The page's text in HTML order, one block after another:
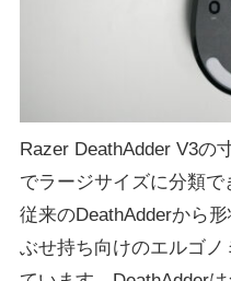
Razer DeathAdder V3の
でラージサイズに分類で
従来のDeathAdderから
ぶせ持ち向けのエルゴ